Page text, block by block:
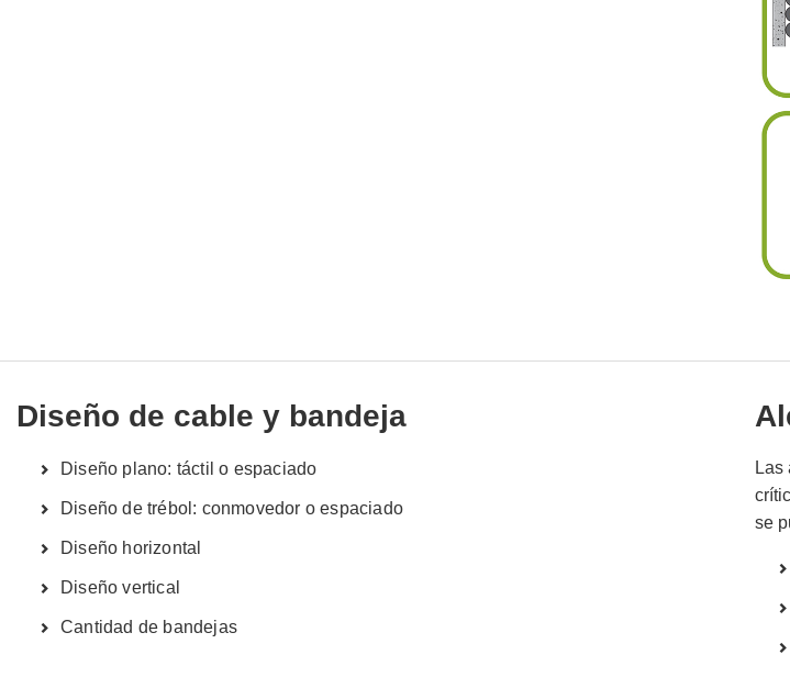
Diseño de cable y bandeja
Diseño plano: táctil o espaciado
Diseño de trébol: conmovedor o espaciado
Diseño horizontal
Diseño vertical
Cantidad de bandejas
Las
se